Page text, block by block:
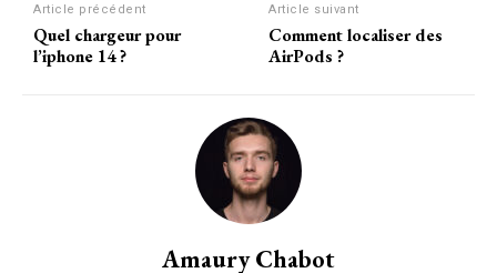
Article précédent
Quel chargeur pour
l’iphone 14 ?
Article suivant
Comment localiser des
AirPods ?
Amaury Chabot